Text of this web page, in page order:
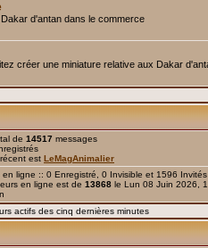
d'antan dans le commerce
créer une miniature relative aux Dakar
de 14517 messages
est LeMagAnimalier
en ligne :: 0 Enregistré, 0 Invisible et 1596
en ligne est de 13868 le Lun 08 Juin 2026,
actifs des cinq dernières minutes